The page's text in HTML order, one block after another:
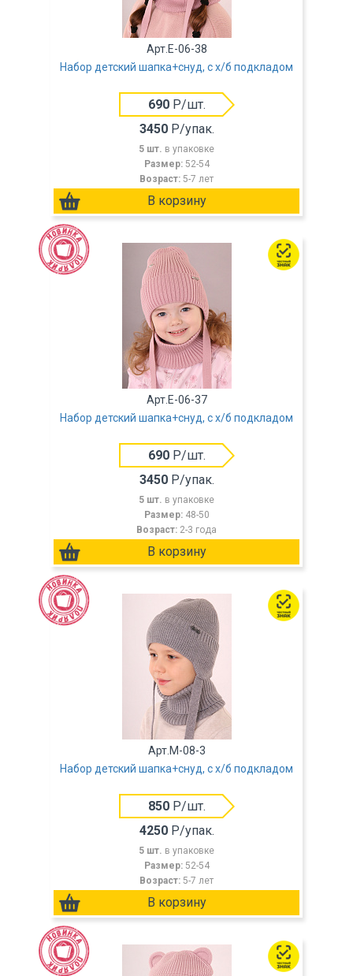
Арт.E-06-38
Набор детский шапка+снуд, с х/б подкладом
690Р/шт.
3450Р/упак.
5 шт. в упаковке
Размер: 52-54
Возраст: 5-7 лет
Арт.E-06-37
Набор детский шапка+снуд, с х/б подкладом
690Р/шт.
3450Р/упак.
5 шт. в упаковке
Размер: 48-50
Возраст: 2-3 года
Арт.M-08-3
Набор детский шапка+снуд, с х/б подкладом
850Р/шт.
4250Р/упак.
5 шт. в упаковке
Размер: 52-54
Возраст: 5-7 лет